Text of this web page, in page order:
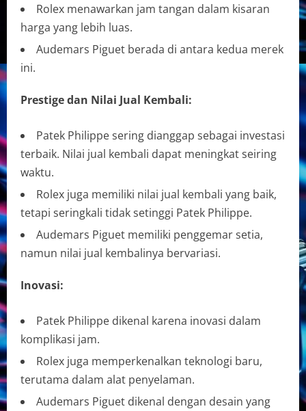
Rolex menawarkan jam tangan dalam kisaran
harga yang lebih luas.
Audemars Piguet berada di antara kedua merek
ini.
Prestige dan Nilai Jual Kembali:
Patek Philippe sering dianggap sebagai investasi
terbaik. Nilai jual kembali dapat meningkat seiring
waktu.
Rolex juga memiliki nilai jual kembali yang baik,
tetapi seringkali tidak setinggi Patek Philippe.
Audemars Piguet memiliki penggemar setia,
namun nilai jual kembalinya bervariasi.
Inovasi:
Patek Philippe dikenal karena inovasi dalam
komplikasi jam.
Rolex juga memperkenalkan teknologi baru,
terutama dalam alat penyelaman.
Audemars Piguet dikenal dengan desain yang